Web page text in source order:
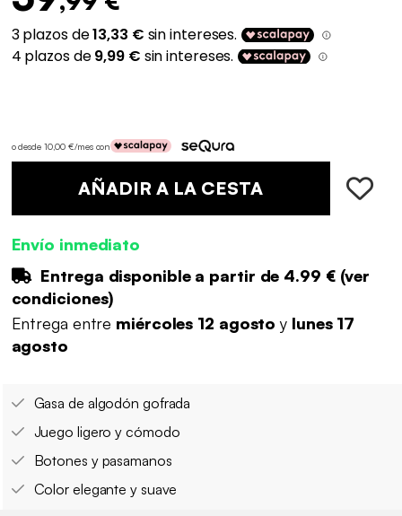
o desde 10,00 €/mes con
AÑADIR A LA CESTA
Envío inmediato
Entrega disponible a partir de 4.99 €(ver
condiciones)
Entrega entre miércoles 12 agostoy lunes 17
agosto
Gasa de algodón gofrada
Juego ligero y cómodo
Botones y pasamanos
Color elegante y suave